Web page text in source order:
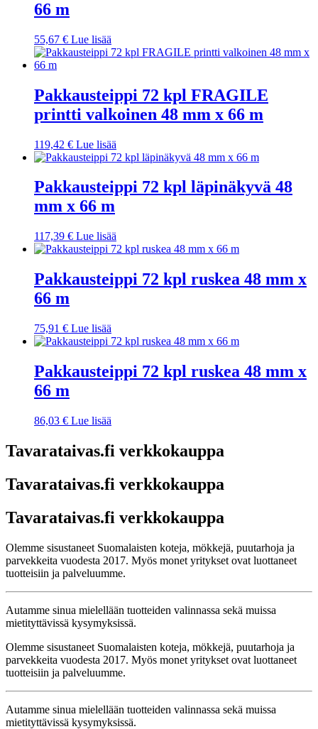
66 m
55,67 € Lue lisää
Pakkausteippi 72 kpl FRAGILE
printti valkoinen 48 mm x 66 m
119,42 € Lue lisää
Pakkausteippi 72 kpl läpinäkyvä 48
mm x 66 m
117,39 € Lue lisää
Pakkausteippi 72 kpl ruskea 48 mm x
66 m
75,91 € Lue lisää
Pakkausteippi 72 kpl ruskea 48 mm x
66 m
86,03 € Lue lisää
Tavarataivas.fi verkkokauppa
Tavarataivas.fi verkkokauppa
Tavarataivas.fi verkkokauppa
Olemme sisustaneet Suomalaisten koteja, mökkejä, puutarhoja ja
parvekkeita vuodesta 2017. Myös monet yritykset ovat luottaneet
tuotteisiin ja palveluumme.
Autamme sinua mielellään tuotteiden valinnassa sekä muissa
mietityttävissä kysymyksissä.
Olemme sisustaneet Suomalaisten koteja, mökkejä, puutarhoja ja
parvekkeita vuodesta 2017. Myös monet yritykset ovat luottaneet
tuotteisiin ja palveluumme.
Autamme sinua mielellään tuotteiden valinnassa sekä muissa
mietityttävissä kysymyksissä.